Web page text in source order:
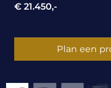
€ 21.450,-
Plan een